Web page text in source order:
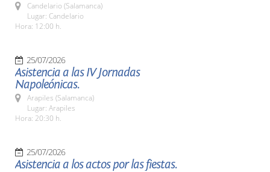
Candelario (Salamanca)
Lugar: Candelario
Hora: 12:00 h.
25/07/2026
Asistencia a las IV Jornadas
Napoleónicas.
Arapiles (Salamanca)
Lugar: Arapiles
Hora: 20:30 h.
25/07/2026
Asistencia a los actos por las fiestas.